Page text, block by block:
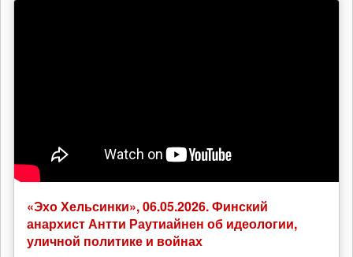
«Эхо Хельсинки», 06.05.2026. Финский
анархист Антти Раутиайнен об идеологии,
уличной политике и войнах